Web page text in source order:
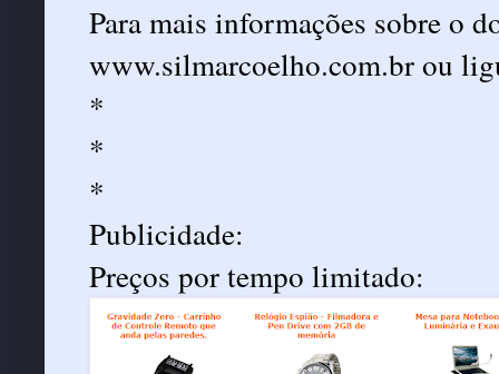
Para mais informações sobre o
www.silmarcoelho.com.br ou
*
*
*
Publicidade:
Preços por tempo limitado: